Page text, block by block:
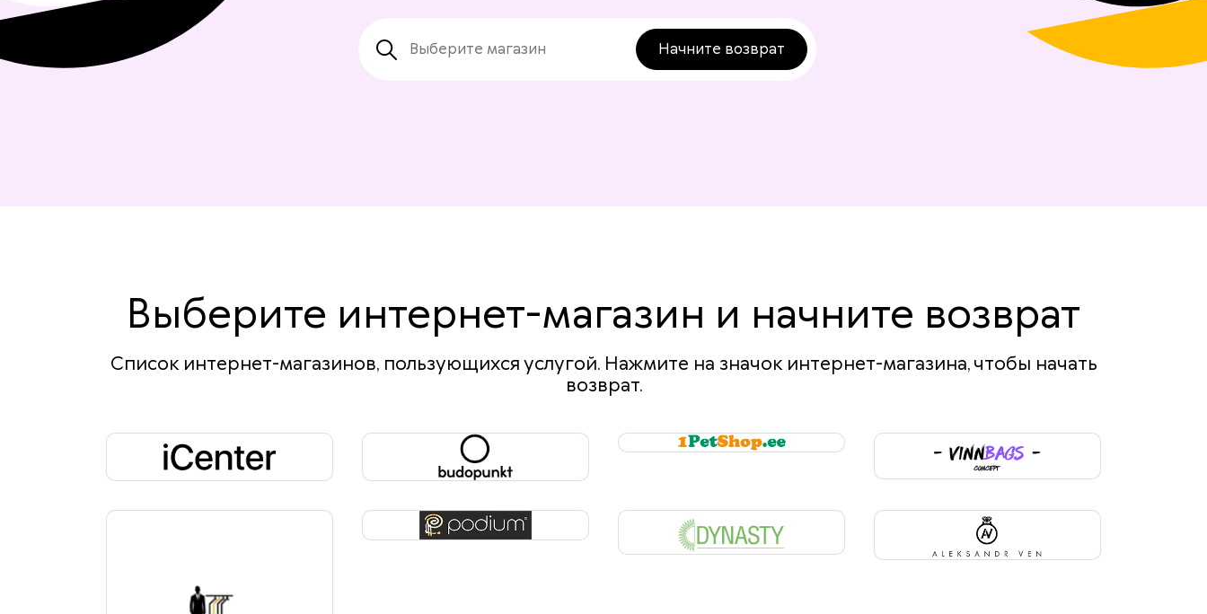
Выберите интернет-магазин и начните возврат
Список интернет-магазинов, пользующихся услугой. Нажмите на значок интернет-магазина, чтобы начать
возврат.